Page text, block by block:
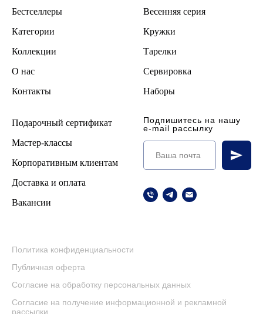
Бестселлеры
Категории
Коллекции
О нас
Контакты
Весенняя серия
Кружки
Тарелки
Сервировка
Наборы
Подарочный сертификат
Мастер-классы
Корпоративным клиентам
Доставка и оплата
Вакансии
Подпишитесь на нашу
e-mail рассылку
Политика конфиденциальности
Публичная оферта
Согласие на обработку персональных данных
Согласие на получение информационной и рекламной
рассылки